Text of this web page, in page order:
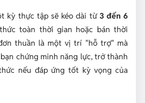
kỳ thực tập sẽ kéo dài từ3 đến 6
toàn thời gian hoặc bán thời
thuần là một vị trí "hỗ trợ" mà
chứng minh năng lực, trở thành
nếu đáp ứng tốt kỳ vọng của